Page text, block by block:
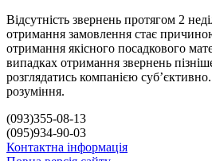
Відсутність звернень протягом 2
отримання замовлення стає
отримання якісного посадкового
випадках отримання звернень
розглядатись компанією
розуміння.
(093)355-08-13
(095)934-90-03
Контактна інформація